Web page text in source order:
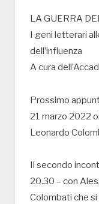
LA GUERRA
I geni letterari
dell’influenza
A cura
Prossimo
21 marzo 2022
Leonardo
Il secondo
20.30 – con
Colombati che si